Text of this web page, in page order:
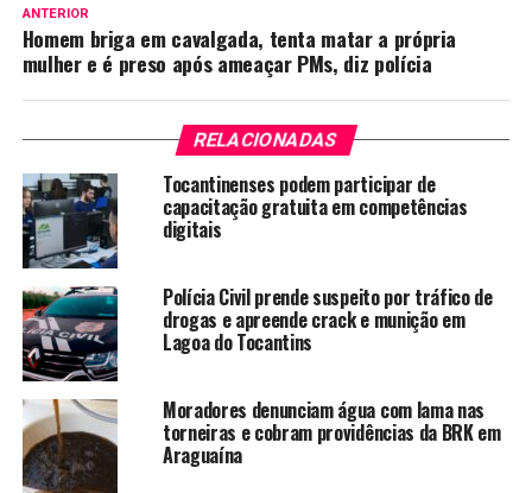
ANTERIOR
Homem briga em cavalgada, tenta matar a própria
mulher e é preso após ameaçar PMs, diz polícia
RELACIONADAS
Tocantinenses podem participar de
capacitação gratuita em competências
digitais
Polícia Civil prende suspeito por tráfico de
drogas e apreende crack e munição em
Lagoa do Tocantins
Moradores denunciam água com lama nas
torneiras e cobram providências da BRK em
Araguaína